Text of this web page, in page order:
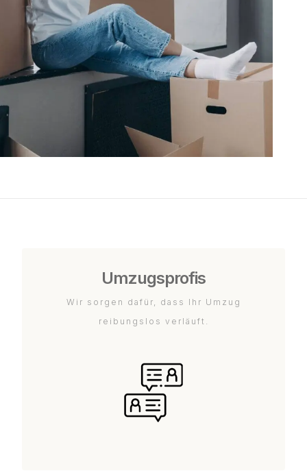
Umzugsprofis
Wir sorgen dafür, dass Ihr Umzug
reibungslos verläuft.